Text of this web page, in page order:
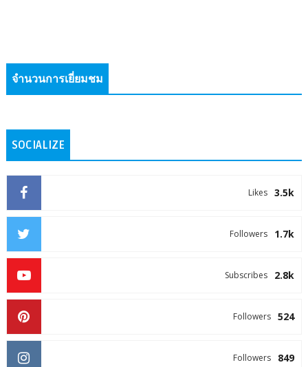
จำนวนการเยี่ยมชม
SOCIALIZE
3.5k
Likes
1.7k
Followers
2.8k
Subscribes
524
Followers
849
Followers